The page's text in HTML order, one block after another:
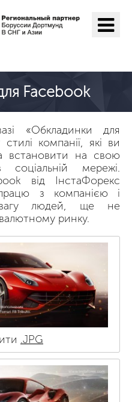
Facebook
«Обкладинки для
компанії, які ви
встановити на свою
мережі.
від ІнстаФорекс
з компанією і
людей, ще не
ринку.
.JPG